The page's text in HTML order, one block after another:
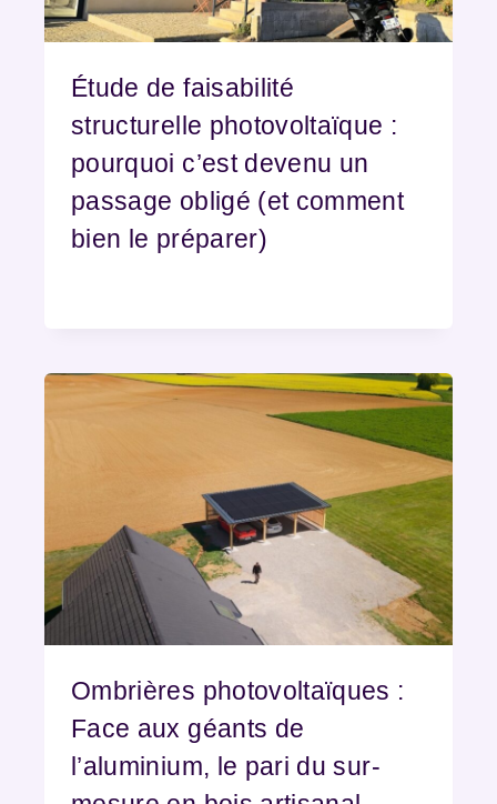
Étude de faisabilité
structurelle photovoltaïque :
pourquoi c’est devenu un
passage obligé (et comment
bien le préparer)
Ombrières photovoltaïques :
Face aux géants de
l’aluminium, le pari du sur-